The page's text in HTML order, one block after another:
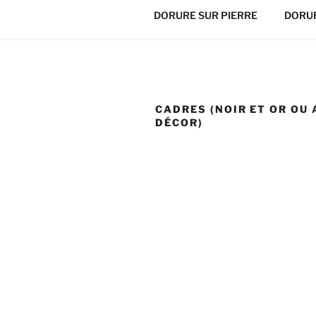
DORURE SUR PIERRE
CADRES (NOIR ET OR OU
DÉCOR)